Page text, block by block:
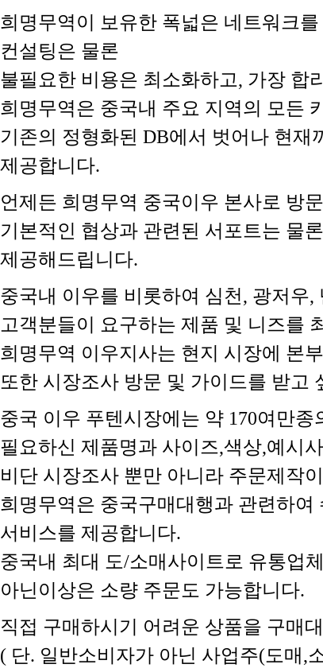
희명무역이 보유한 폭넓은 네트워크
컨설팅은 물론
불필요한 비용은 최소화하고, 가장 합
희명무역은 중국내 주요 지역의 모든
기존의 정형화된 DB에서 벗어나 현
제공합니다.
언제든 희명무역 중국이우 본사로 방
기본적인 협상과 관련된 서포트는 물
제공해드립니다.
중국내 이우를 비롯하여 심천, 광저우
고객분들이 요구하는 제품 및 니즈를
희명무역 이우지사는 현지 시장에 본
또한 시장조사 방문 및 가이드를 받고
중국 이우 푸텐시장에는 약 170여만
필요하신 제품명과 사이즈,색상,예시
비단 시장조사 뿐만 아니라 주문제작
희명무역은 중국구매대행과 관련하여
서비스를 제공합니다.
중국내 최대 도/소매사이트로 유통업
아닌이상은 소량 주문도 가능합니다.
직접 구매하시기 어려운 상품을 구매
( 단. 일반소비자가 아닌 사업주(도매,